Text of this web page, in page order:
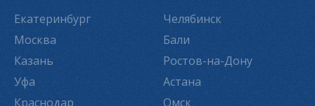
Екатеринбург
Москва
Казань
Уфа
Краснодар
Челябинск
Бали
Ростов-на-Дону
Астана
Омск